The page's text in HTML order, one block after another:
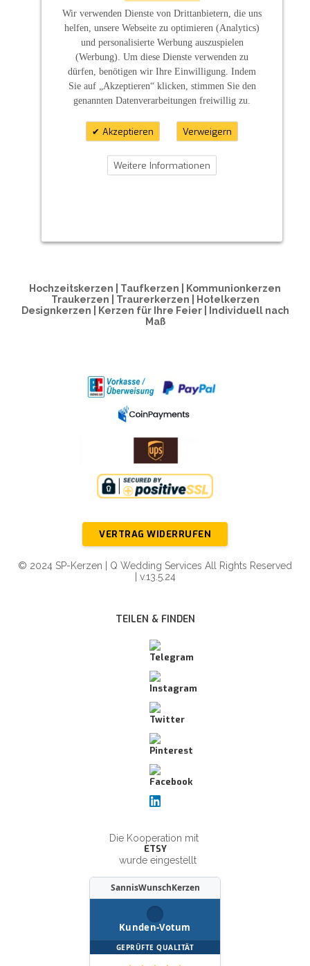
Hochzeitskerzen | Taufkerzen | Kommunionkerzen
Traukerzen | Traurerkerzen | Hotelkerzen
Designkerzen | Kerzen für Ihre Feier | Individuell nach
Maß
VERTRAG WIDERRUFEN
© 2024 SP-Kerzen | Q Wedding Services All Rights Reserved
| v.13.5.24
TEILEN & FINDEN
Die Kooperation mit
ETSY
wurde eingestellt
SannisWunschKerzen
Kunden-Votum
GEPRÜFTE QUALITÄT
Wir verwenden Dienste von Drittanbietern, die uns
helfen, unsere Webseite zu optimieren (Analytics)
und personalisierte Werbung auszuspielen
(Werbung). Um diese Dienste verwenden zu
dürfen, benötigen wir Ihre Einwilligung. Indem
Sie auf „Akzeptieren“ klicken, stimmen Sie den
genannten Datenverarbeitungen freiwillig zu.
Akzeptieren Verweigern
Weitere Informationen